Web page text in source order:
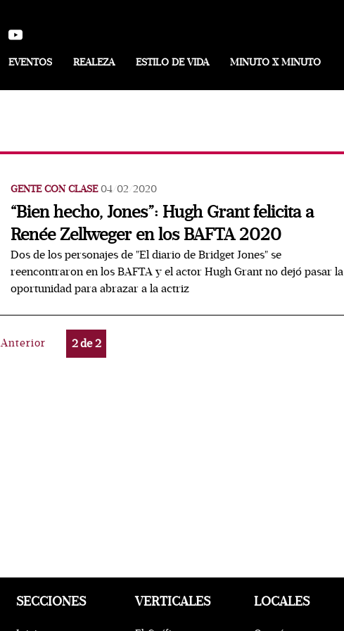
EVENTOS REALEZA ESTILO DE VIDA MINUTO X MINUTO
GENTE CON CLASE 04/02/2020
“Bien hecho, Jones”: Hugh Grant felicita a
Renée Zellweger en los BAFTA 2020
Dos de los personajes de "El diario de Bridget Jones" se
reencontraron en los BAFTA y el actor Hugh Grant no dejó pasar la
oportunidad para abrazar a la actriz
Anterior 2de2
SECCIONES VERTICALES LOCALES